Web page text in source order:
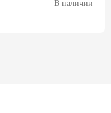
В наличии